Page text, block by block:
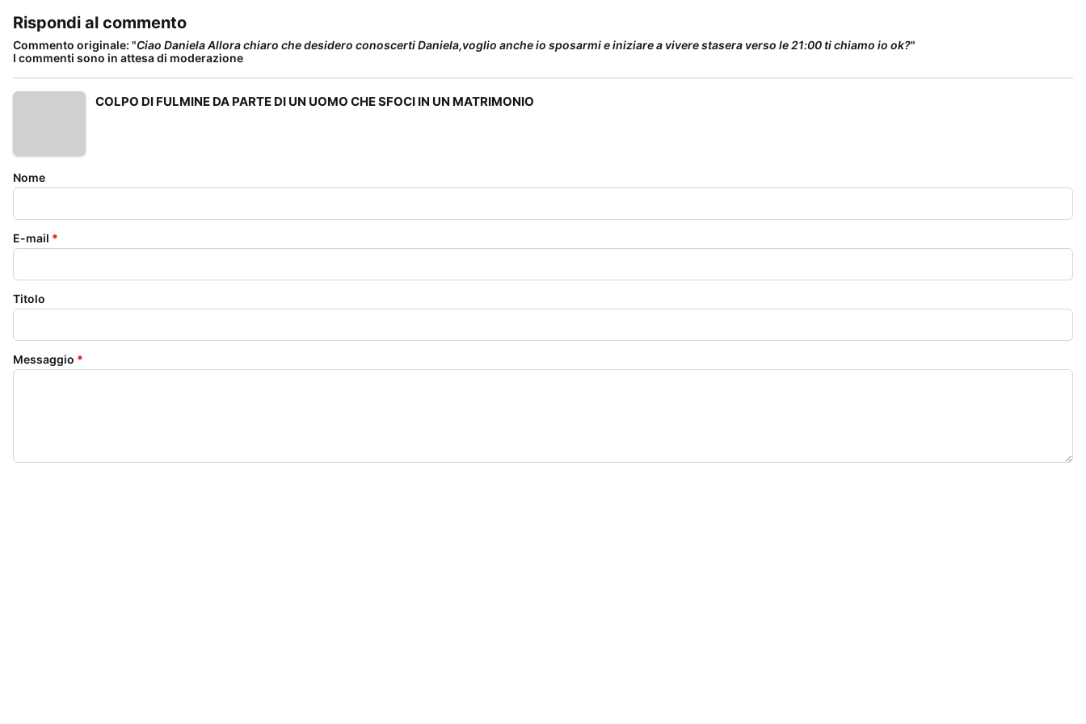
Rispondi al commento
Commento originale: "Ciao Daniela Allora chiaro che desidero conoscerti Daniela,voglio anche io sposarmi e iniziare a vivere stasera verso le 21:00 ti chiamo io ok?"
I commenti sono in attesa di moderazione
COLPO DI FULMINE DA PARTE DI UN UOMO CHE SFOCI IN UN MATRIMONIO
Nome
E-mail *
Titolo
Messaggio *